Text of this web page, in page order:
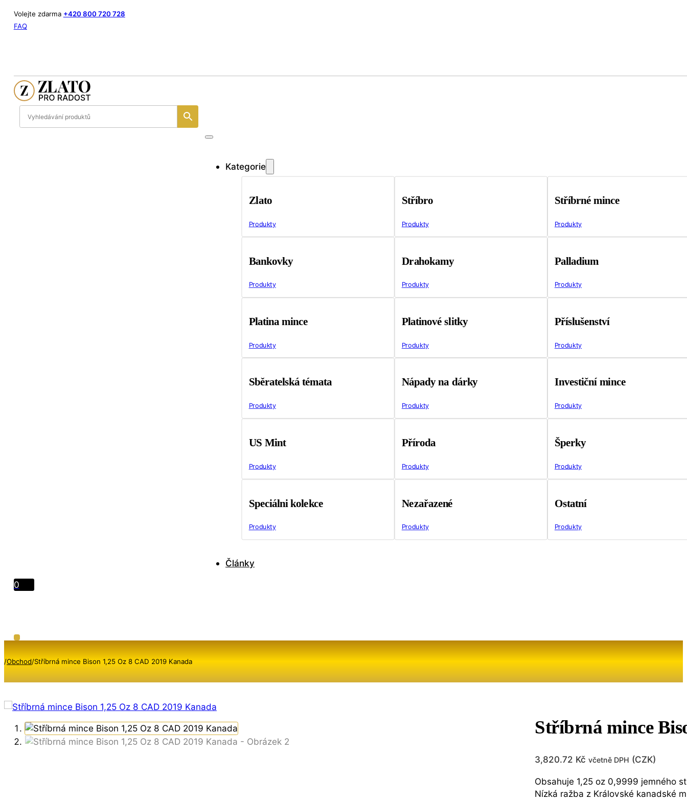
Volejte zdarma +420 800 720 728
FAQ
Kategorie
Zlato
Produkty
Stříbro
Produkty
Stříbrné mince
Produkty
Bankovky
Produkty
Drahokamy
Produkty
Palladium
Produkty
Platina mince
Produkty
Platinové slitky
Produkty
Příslušenství
Produkty
Sběratelská témata
Produkty
Nápady na dárky
Produkty
Investiční mince
Produkty
US Mint
Produkty
Příroda
Produkty
Šperky
Produkty
Speciálni kolekce
Produkty
Nezařazené
Produkty
Ostatní
Produkty
Články
0
/Obchod/Stříbrná mince Bison 1,25 Oz 8 CAD 2019 Kanada
Stříbrná mince
3,820.72 Kč včetně DPH (CZK)
Obsahuje 1,25 oz 0,9999 jemného
Nízká ražba z Královské kanadské